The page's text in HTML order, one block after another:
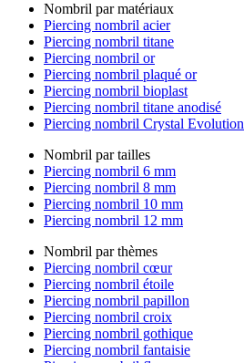
Nombril par matériaux
Piercing nombril acier
Piercing nombril titane
Piercing nombril or
Piercing nombril plaqué or
Piercing nombril bioplast
Piercing nombril titane anodisé
Piercing nombril Crystal Evolution
Nombril par tailles
Piercing nombril 6 mm
Piercing nombril 8 mm
Piercing nombril 10 mm
Piercing nombril 12 mm
Nombril par thèmes
Piercing nombril cœur
Piercing nombril étoile
Piercing nombril papillon
Piercing nombril croix
Piercing nombril gothique
Piercing nombril fantaisie